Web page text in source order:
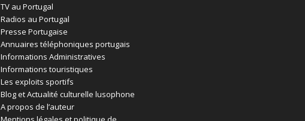
TV au Portugal
Radios au Portugal
Presse Portugaise
Annuaires téléphoniques portugais
Informations Administratives
Informations touristiques
Les exploits sportifs
Blog et Actualité culturelle lusophone
A propos de l’auteur